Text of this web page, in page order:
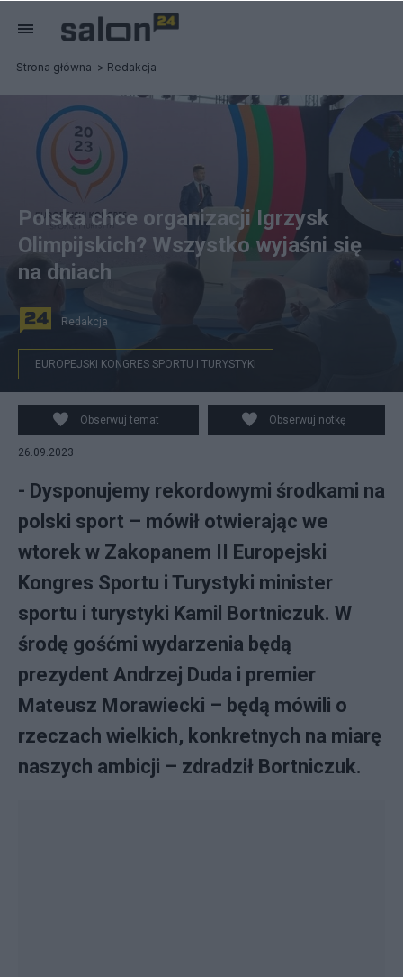
Strona główna Redakcja
Polska chce organizacji Igrzysk
Olimpijskich? Wszystko wyjaśni się
na dniach
Redakcja
EUROPEJSKI KONGRES SPORTU I TURYSTYKI
Obserwuj temat Obserwuj notkę
26.09.2023
- Dysponujemy rekordowymi środkami na
polski sport – mówił otwierając we
wtorek w Zakopanem II Europejski
Kongres Sportu i Turystyki minister
sportu i turystyki Kamil Bortniczuk. W
środę gośćmi wydarzenia będą
prezydent Andrzej Duda i premier
Mateusz Morawiecki – będą mówili o
rzeczach wielkich, konkretnych na miarę
naszych ambicji – zdradził Bortniczuk.